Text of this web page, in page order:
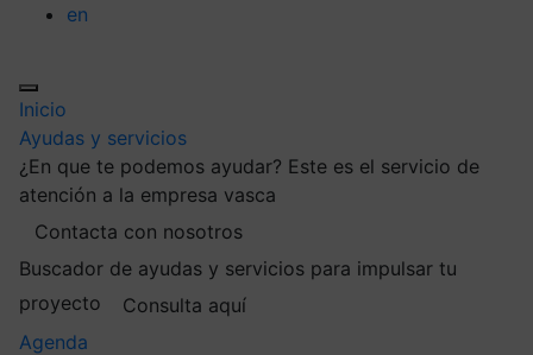
en
Inicio
Ayudas y servicios
¿En que te podemos ayudar? Este es el servicio de
atención a la empresa vasca
Contacta con nosotros
Buscador de ayudas y servicios para impulsar tu
proyecto
Consulta aquí
Agenda